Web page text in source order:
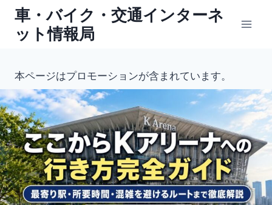
ッ
プ
車・バイク・交通インターネ
ット情報局
本ページはプロモーションが含まれています。